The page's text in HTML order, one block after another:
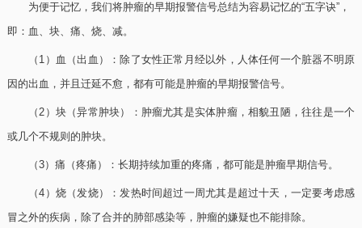
为便于记忆，我们将肿瘤的早期报警信号总结为容易记忆的“五字诀”，
即：血、块、痛、烧、减。
（1）血（出血）：除了女性正常月经以外，人体任何一个脏器不明原
因的出血，并且迁延不愈，都有可能是肿瘤的早期报警信号。
（2）块（异常肿块）：肿瘤尤其是实体肿瘤，相貌丑陋，往往是一个
或几个不规则的肿块。
（3）痛（疼痛）：长期持续加重的疼痛，都可能是肿瘤早期信号。
（4）烧（发烧）：发热时间超过一周尤其是超过十天，一定要考虑感
冒之外的疾病，除了合并的肺部感染等，肿瘤的嫌疑也不能排除。